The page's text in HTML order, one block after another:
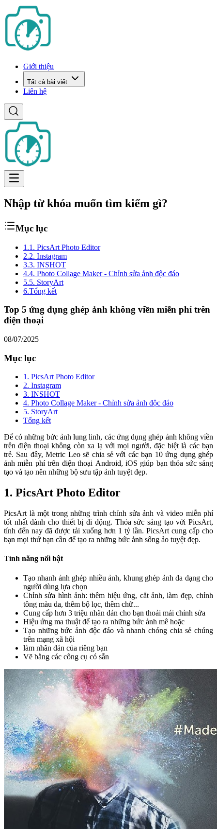
Giới thiệu
Tất cả bài viết
Liên hệ
Nhập từ khóa muốn tìm kiếm gì?
Mục lục
1.1. PicsArt Photo Editor
2.2. Instagram
3.3. INSHOT
4.4. Photo Collage Maker - Chỉnh sửa ảnh độc đáo
5.5. StoryArt
6.Tổng kết
Top 5 ứng dụng ghép ảnh không viền miễn phí trên
điện thoại
08/07/2025
Mục lục
1. PicsArt Photo Editor
2. Instagram
3. INSHOT
4. Photo Collage Maker - Chỉnh sửa ảnh độc đáo
5. StoryArt
Tổng kết
Để có những bức ảnh lung linh, các ứng dụng ghép ảnh không viền
trên điện thoại không còn xa lạ với mọi người, đặc biệt là các bạn
trẻ. Sau đây, Metric Leo sẽ chia sẻ với các bạn 10 ứng dụng ghép
ảnh miễn phí trên điện thoại Android, iOS giúp bạn thỏa sức sáng
tạo và tạo nên những bộ sưu tập ảnh tuyệt đẹp.
1. PicsArt Photo Editor
PicsArt là một trong những trình chỉnh sửa ảnh và video miễn phí
tốt nhất dành cho thiết bị di động. Thỏa sức sáng tạo với PicsArt,
tính đến nay đã được tải xuống hơn 1 tỷ lần. PicsArt cung cấp cho
bạn mọi thứ bạn cần để tạo ra những bức ảnh sống ảo tuyệt đẹp.
Tính năng nổi bật
Tạo nhanh ảnh ghép nhiều ảnh, khung ghép ảnh đa dạng cho
người dùng lựa chọn
Chỉnh sửa hình ảnh: thêm hiệu ứng, cắt ảnh, làm đẹp, chỉnh
tông màu da, thêm bộ lọc, thêm chữ...
Cung cấp hơn 3 triệu nhãn dán cho bạn thoải mái chỉnh sửa
Hiệu ứng ma thuật để tạo ra những bức ảnh mê hoặc
Tạo những bức ảnh độc đáo và nhanh chóng chia sẻ chúng
trên mạng xã hội
làm nhãn dán của riêng bạn
Vẽ bằng các công cụ có sẵn